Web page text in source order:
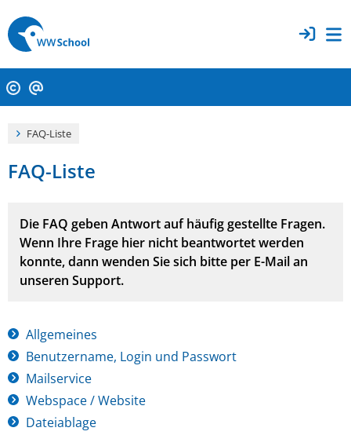
FAQ-Liste
FAQ-Liste
Die FAQ geben Antwort auf häufig gestellte Fragen.
Wenn Ihre Frage hier nicht beantwortet werden
konnte, dann wenden Sie sich bitte per E-Mail an
unseren Support.
Allgemeines
Benutzername, Login und Passwort
Mailservice
Webspace / Website
Dateiablage